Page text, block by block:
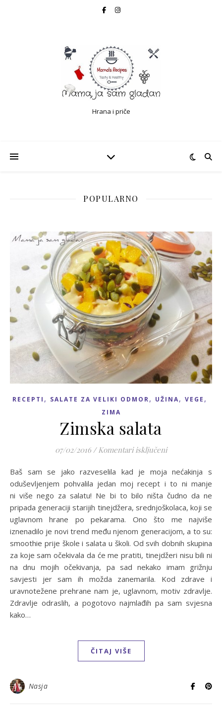
Hrana i priče
POPULARNO
RECEPTI , SALATE ZA VELIKI ODMOR, UŽINA, VEGE ,
ZIMA
Zimska salata
07/02/2016 / Komentari isključeniza Zimska salata
Baš sam se jako razveselila kad je moja nećakinja s
oduševljenjem pohvalila jedan moj recept i to ni manje
ni više nego za salatu! Ne bi to bilo ništa čudno da ne
pripada generaciji starijih tinejdžera, srednjoškolaca, koji se
uglavnom hrane po pekarama. Ono što me najviše
iznenadilo je novi trend među njenom generacijom, a to su:
smoothie prije škole i salata u školi. Od svih dobnih skupina
za koje sam očekivala da će me pratiti, tinejdžeri nisu bili ni
na dnu mojih očekivanja, pa sad nekako imam grižnju
savjesti jer sam ih možda zanemarila. Kod zdrave i
uravnotežene prehrane nam je, uglavnom, motiv zdravlje.
Zdravlje odraslih, a pogotovo najmlađih pa sam svjesna
kako…
ČITAJ VIŠE
Nasja